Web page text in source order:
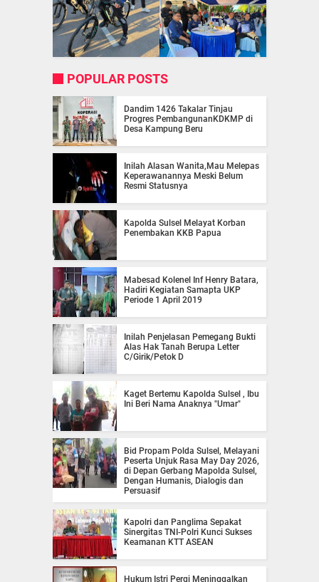
POPULAR POSTS
Dandim 1426 Takalar Tinjau
Progres PembangunanKDKMP di
Desa Kampung Beru
Inilah Alasan Wanita,Mau Melepas
Keperawanannya Meski Belum
Resmi Statusnya
Kapolda Sulsel Melayat Korban
Penembakan KKB Papua
Mabesad Kolenel Inf Henry Batara,
Hadiri Kegiatan Samapta UKP
Periode 1 April 2019
Inilah Penjelasan Pemegang Bukti
Alas Hak Tanah Berupa Letter
C/Girik/Petok D
Kaget Bertemu Kapolda Sulsel , Ibu
Ini Beri Nama Anaknya "Umar"
Bid Propam Polda Sulsel, Melayani
Peserta Unjuk Rasa May Day 2026,
di Depan Gerbang Mapolda Sulsel,
Dengan Humanis, Dialogis dan
Persuasif
Kapolri dan Panglima Sepakat
Sinergitas TNI-Polri Kunci Sukses
Keamanan KTT ASEAN
Hukum Istri Pergi Meninggalkan